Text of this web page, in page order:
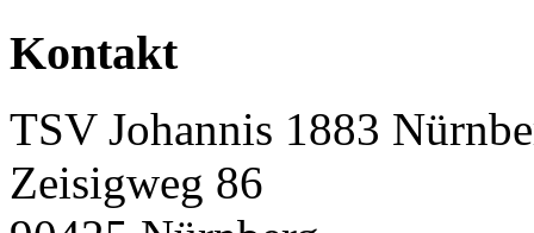
Kontakt
TSV Johannis 1883
Zeisigweg 86